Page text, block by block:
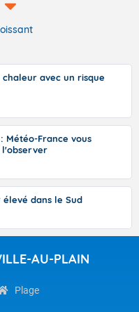
avec un risque
Météo-France vous
l'observer
dans le Sud
AU-PLAIN
Plage